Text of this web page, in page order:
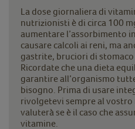
La dose giornaliera di
nutrizionisti è di circa 100
aumentare l’assorbimento
causare calcoli ai reni, ma
gastrite, bruciori di stomaco
Ricordate che una dieta
garantire all’organismo
bisogno. Prima di usare
rivolgetevi sempre al vostro
valuterà se è il caso che
vitamine.